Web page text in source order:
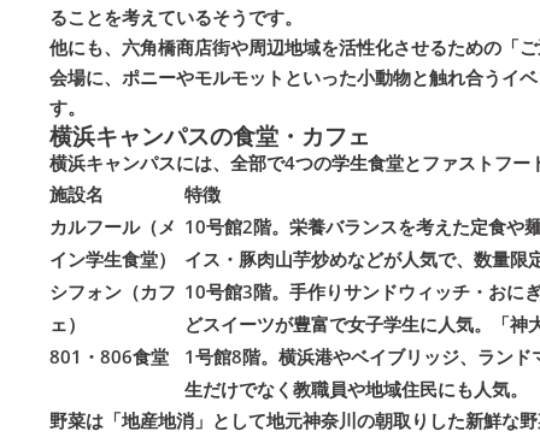
ることを考えているそうです。
他にも、六角橋商店街や周辺地域を活性化させるための「
会場に、ポニーやモルモットといった小動物と触れ合うイ
す。
横浜キャンパスの食堂・カフェ
横浜キャンパスには、全部で4つの学生食堂とファストフ
施設名
特徴
カルフール（メ
イン学生食堂）
10号館2階。栄養バランスを考えた定食や
イス・豚肉山芋炒めなどが人気で、数量限
シフォン（カフ
ェ）
10号館3階。手作りサンドウィッチ・おに
どスイーツが豊富で女子学生に人気。「
801・806食堂
1号館8階。横浜港やベイブリッジ、ラン
生だけでなく教職員や地域住民にも人気。
野菜は「地産地消」として地元神奈川の朝取りした新鮮な